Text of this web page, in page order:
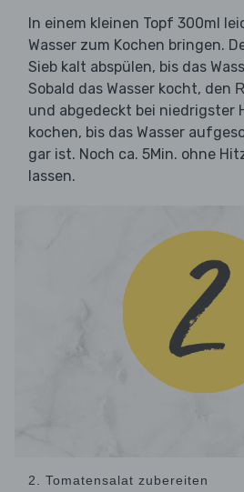
In einem kleinen Topf 300ml
Wasser zum Kochen bringen.
Sieb kalt abspülen, bis das
Sobald das Wasser kocht, den
und abgedeckt bei niedrigster
kochen, bis das Wasser
gar ist. Noch ca. 5Min. ohne
lassen.
2. Tomatensalat zubereiten